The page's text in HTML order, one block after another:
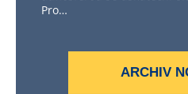
Pro…
ARCHIV